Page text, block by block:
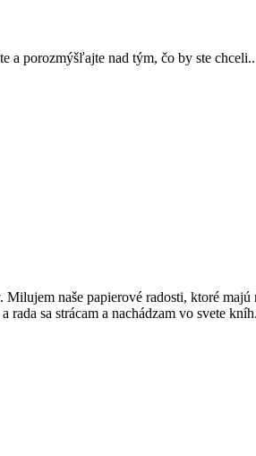
porozmýšľajte nad tým, čo by ste
naše papierové radosti, ktoré
sa strácam a nachádzam vo svete kníh.